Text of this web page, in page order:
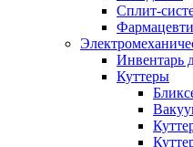
Сплит-
Инвентарь
Куттеры